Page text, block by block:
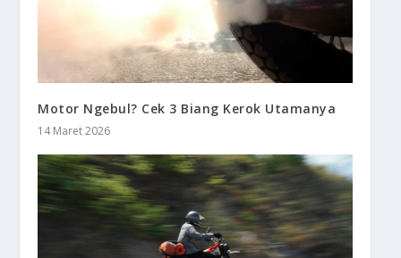
Motor Ngebul? Cek 3 Biang Kerok Utamanya
14 Maret 2026